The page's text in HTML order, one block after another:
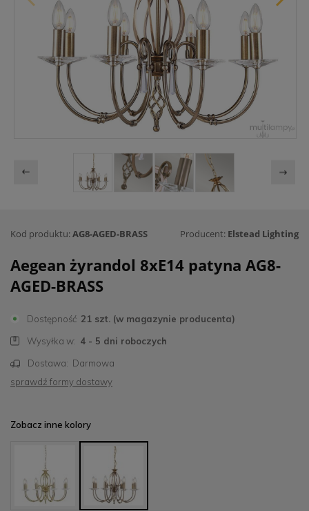
Kod produktu:AG8-AGED-BRASS Producent: Elstead Lighting
Aegean żyrandol 8xE14 patyna AG8-
AGED-BRASS
Dostępność 21 szt. (w magazynie producenta)
Wysyłka w: 4 - 5 dni roboczych
Dostawa: Darmowa
sprawdź formy dostawy
Zobacz inne kolory